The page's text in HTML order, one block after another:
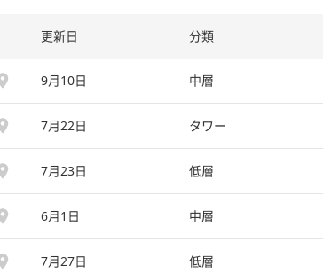
更新日 分類
9月10日 中層
7月22日 タワー
7月23日 低層
6月1日 中層
7月27日 低層